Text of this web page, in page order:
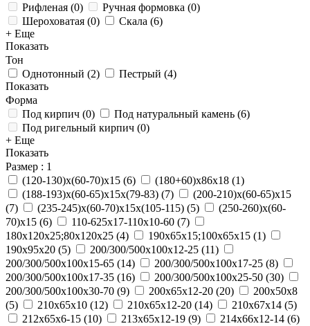
Рифленая (0) Ручная формовка (0)
Шероховатая (0) Скала (6)
+ Еще
Показать
Тон
Однотонный (2) Пестрый (4)
Показать
Форма
Под кирпич (0) Под натуральный камень (6)
Под ригельный кирпич (0)
+ Еще
Показать
Размер : 1
(120-130)х(60-70)х15 (6) (180+60)х86х18 (1)
(188-193)х(60-65)х15х(79-83) (7)
(200-210)х(60-65)х15
(7) (235-245)х(60-70)х15х(105-115) (5)
(250-260)х(60-
70)х15 (6) 110-625x17-110x10-60 (7)
180х120х25;80х120х25 (4) 190х65х15;100х65х15 (1)
190х95х20 (5) 200/300/500x100x12-25 (11)
200/300/500x100x15-65 (14) 200/300/500x100x17-25 (8)
200/300/500x100x17-35 (16) 200/300/500x100x25-50 (30)
200/300/500x100x30-70 (9) 200x65x12-20 (20)
200х50х8
(5) 210x65x10 (12) 210x65x12-20 (14) 210х67х14 (5)
212x65x6-15 (10) 213x65x12-19 (9) 214x66x12-14 (6)